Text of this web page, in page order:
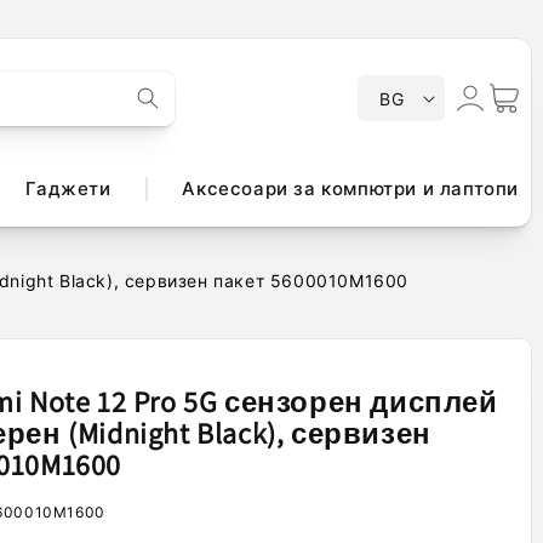
к
BG Влизане
Гаджети Аксесоари за компютри и лаптопи
Black), сервизен пакет 5600010M1600
Note 12 Pro 5G сензорен дисплей
(Midnight Black), сервизен